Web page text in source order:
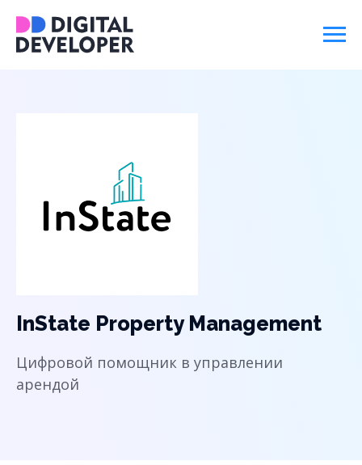
InState Property Management
Цифровой помощник в управлении
арендой